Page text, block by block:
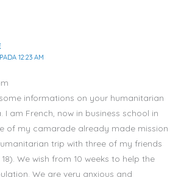
12:23 AM
informations on your humanitarian
I am French, now in business school in
of my camarade already made mission
trip with three of my friends
We wish from 10 weeks to help the
We are very anxious and